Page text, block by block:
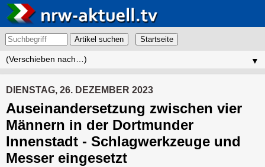
Artikel suchen
▼
DIENSTAG, 26. DEZEMBER 2023
Auseinandersetzung zwischen vier
Männern in der Dortmunder
Innenstadt - Schlagwerkzeuge und
Messer eingesetzt